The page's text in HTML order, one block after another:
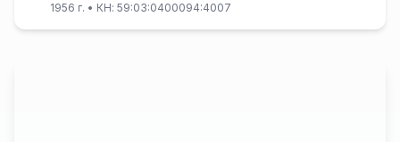
1956 г. • КН: 59:03:0400094:4007